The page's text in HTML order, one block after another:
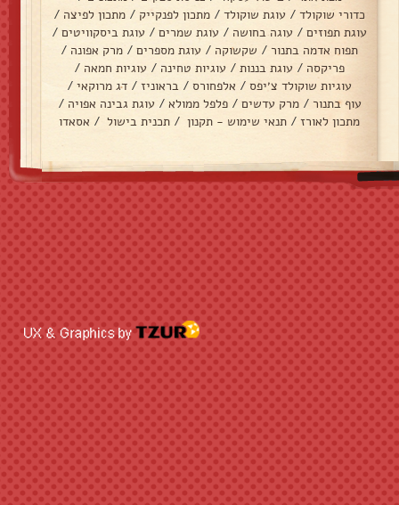
כדורי שוקולד / עוגת שוקולד / מתכון לפנקייק / מתכון לפיצה /
עוגת תפוזים / עוגה בחושה / עוגת שמרים / עוגת ביסקוויטים /
תפוח אדמה בתנור / שקשוקה / עוגת מספרים / מרק אפונה /
פריקסה / עוגת בננות / עוגיות טחינה / עוגיות חמאה /
עוגיות שוקולד צ׳יפס / אלפחורס / בראוניז / דג מרוקאי /
עוף בתנור / מרק עדשים / פלפל ממולא / עוגת גבינה אפויה /
מתכון לאורז / תנאי שימוש - תקנון / תכנית בישול / אסאדו